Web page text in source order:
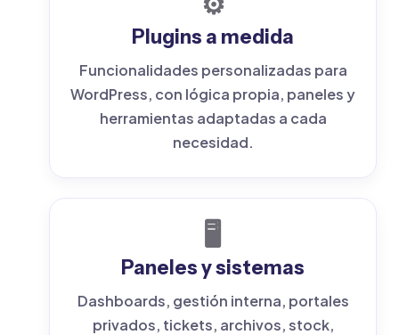
Plugins a medida
Funcionalidades personalizadas para
WordPress, con lógica propia, paneles y
herramientas adaptadas a cada
necesidad.
🖥️
Paneles y sistemas
Dashboards, gestión interna, portales
privados, tickets, archivos, stock,